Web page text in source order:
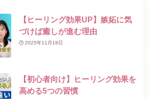
【ヒーリング効果UP】嫉妬に気
づけば癒しが進む理由
2025年11月18日
【初心者向け】ヒーリング効果を
高める5つの習慣